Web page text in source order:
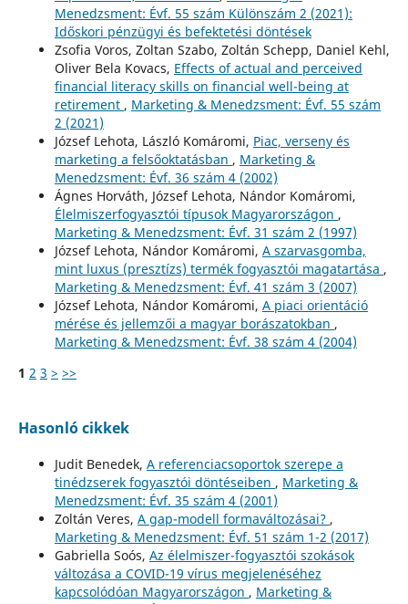
Menedzsment: Évf. 55 szám Különszám 2 (2021):
Időskori pénzügyi és befektetési döntések
Zsofia Voros, Zoltan Szabo, Zoltán Schepp, Daniel Kehl,
Oliver Bela Kovacs, Effects of actual and perceived
financial literacy skills on financial well-being at
retirement , Marketing & Menedzsment: Évf. 55 szám
2 (2021)
József Lehota, László Komáromi, Piac, verseny és
marketing a felsőoktatásban , Marketing &
Menedzsment: Évf. 36 szám 4 (2002)
Ágnes Horváth, József Lehota, Nándor Komáromi,
Élelmiszerfogyasztói típusok Magyarországon ,
Marketing & Menedzsment: Évf. 31 szám 2 (1997)
József Lehota, Nándor Komáromi, A szarvasgomba,
mint luxus (presztízs) termék fogyasztói magatartása ,
Marketing & Menedzsment: Évf. 41 szám 3 (2007)
József Lehota, Nándor Komáromi, A piaci orientáció
mérése és jellemzői a magyar borászatokban ,
Marketing & Menedzsment: Évf. 38 szám 4 (2004)
1 2 3 > >>
Hasonló cikkek
Judit Benedek, A referenciacsoportok szerepe a
tinédzserek fogyasztói döntéseiben , Marketing &
Menedzsment: Évf. 35 szám 4 (2001)
Zoltán Veres, A gap-modell formaváltozásai? ,
Marketing & Menedzsment: Évf. 51 szám 1-2 (2017)
Gabriella Soós, Az élelmiszer-fogyasztói szokások
változása a COVID-19 vírus megjelenéséhez
kapcsolódóan Magyarországon , Marketing &